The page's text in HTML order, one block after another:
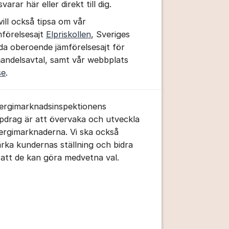
för inlägg/kommentar
här eller direkt till dig.
också tipsa om vår
Elpriskollen, Sveriges
oberoende jämförelsesajt för
samt vår webbplats
.
är att övervaka och utveckla
Vi ska också
kundernas ställning och bidra
de kan göra medvetna val.